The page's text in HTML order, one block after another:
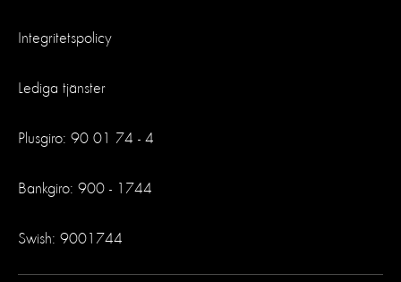
Integritetspolicy
Lediga tjänster
Plusgiro: 90 01 74 - 4
Bankgiro: 900 - 1744
Swish: 9001744